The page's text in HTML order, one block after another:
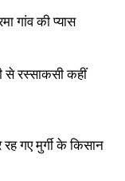
गांव की प्यास
से रस्साकसी कहीं
गए मुर्गी के किसान